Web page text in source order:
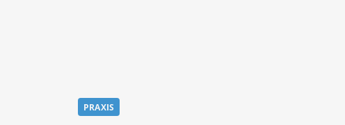
PRAXIS